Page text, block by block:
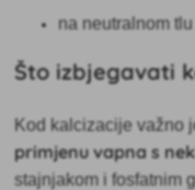
na neutralnom
Što izbjegavati
Kod kalcizacije važno
primjenu vapna s
stajnjakom i fosfatnim